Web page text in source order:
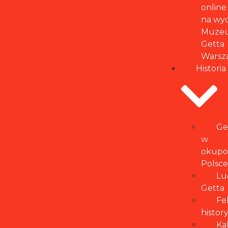
online
na
Getta
Historia
w
Polsce
Getta